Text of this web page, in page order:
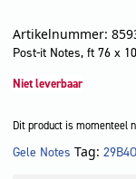
Artikelnummer:
Post-it Notes, ft 76 x
Niet leverbaar
Dit product is momenteel
LET OP!
Gele Notes Tag: 29B4O